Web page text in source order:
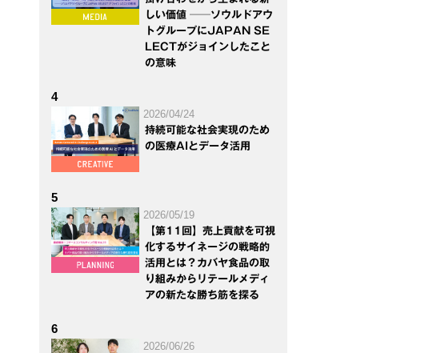
しい価値 ──ソウルドアウ
トグループにJAPAN SE
LECTがジョインしたこと
の意味
4
2026/04/24
持続可能な社会実現のため
の医療AIとデータ活用
5
2026/05/19
【第11回】売上貢献を可視
化するサイネージの戦略的
活用とは？カバヤ食品の取
り組みからリテールメディ
アの新たな勝ち筋を探る
6
2026/06/26